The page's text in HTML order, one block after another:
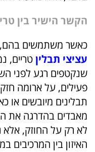
הקשר הישיר בין
כאשר משתמשים בהם,
עציצי תבליןטריים,
שנקטפים רגע לפני
פעילים, על ארומה
תבלינים מיובשים או
מאבדים בהדרגה את
לא רק על החוזק,
האיזון בין המרכיבים